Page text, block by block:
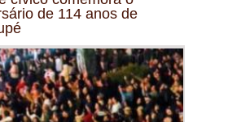
de 114 anos de